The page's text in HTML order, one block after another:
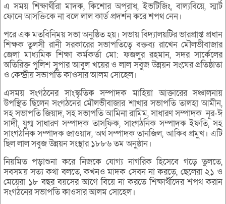
এ সময় শিক্ষার্থীরা মাদক, কিশোর অপরাধ, ইভটিজিং, বাল্যবিয়ে, স্মার্ট
ফোনে আসক্তিকে না বলে লাল কার্ড প্রদর্শন করে শপথ নেন।
পরে এক মতবিনিময় সভা অনুষ্ঠিত হয়। সভায় বিদ্যালয়টির ভারপ্রাপ্ত প্রধান
শিক্ষক তুলসী রানী সরকারের সভাপতিত্বে বক্তব্য রাখেন মৌলভীবাজার
জেলা মাধ্যমিক শিক্ষা কর্মকর্তা মো: ফজলুর রহমান, সদর সার্কেলের
অতিরিক্ত পুলিশ সুপার আবুল খয়ের ও লাল সবুজ উন্নয়ন সংঘের প্রতিষ্ঠাতা
ও কেন্দ্রীয় সভাপতি কাওসার আলম সোহেল।
এসময় সংগঠনের সাংস্কৃতিক সম্পাদক মাহিয়া আক্তারের সঞ্চালনায়
উপস্থিত ছিলেন সংগঠনের মৌলভীবাজার শাখার সভাপতি তালহা আমীন,
সহ সভাপতি জিয়াদ, সহ সভাপতি আমিনা রামিম, সাধারণ সম্পাদক নূর-ঈ
সাদী, যুগ্ম সাধারণ সম্পাদক তাসফিক, সাংগঠনিক সম্পাদক ইফতি, সহ
সাংগঠনিক সম্পাদক জাওয়াদ, অর্থ সম্পাদক তানজিল, আকিব প্রমুখ। এটি
ছিল লাল সবুজ উন্নয়ন সংস্থার ১৮৮৬ তম অনুষ্ঠান।
নিয়মিত পড়াশুনা করে নিজকে যোগ্য নাগরিক হিসেবে গড়ে তুলতে,
সবসময় সত্য কথা বলতে, কখনও মাদক সেবন না করতে, ছেলেরা ২১ ও
মেয়েরা ১৮ বছর বয়সের আগে বিয়ে না করতে শিক্ষার্থীদের শপথ করান
সংগঠনের সভাপতি কাওসার আলম সোহেল।